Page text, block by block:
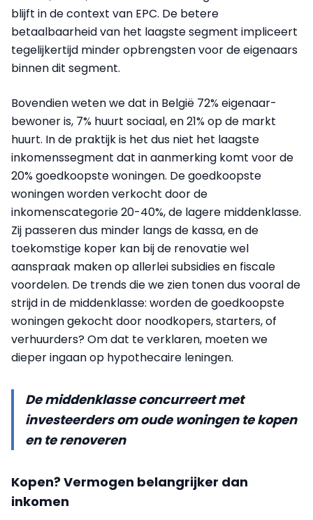
blijft in de context van EPC. De betere
betaalbaarheid van het laagste segment impliceert
tegelijkertijd minder opbrengsten voor de eigenaars
binnen dit segment.
Bovendien weten we dat in België 72% eigenaar-
bewoner is, 7% huurt sociaal, en 21% op de markt
huurt. In de praktijk is het dus niet het laagste
inkomenssegment dat in aanmerking komt voor de
20% goedkoopste woningen. De goedkoopste
woningen worden verkocht door de
inkomenscategorie 20-40%, de lagere middenklasse.
Zij passeren dus minder langs de kassa, en de
toekomstige koper kan bij de renovatie wel
aanspraak maken op allerlei subsidies en fiscale
voordelen. De trends die we zien tonen dus vooral de
strijd in de middenklasse: worden de goedkoopste
woningen gekocht door noodkopers, starters, of
verhuurders? Om dat te verklaren, moeten we
dieper ingaan op hypothecaire leningen.
De middenklasse concurreert met
investeerders om oude woningen te kopen
en te renoveren
Kopen? Vermogen belangrijker dan
inkomen